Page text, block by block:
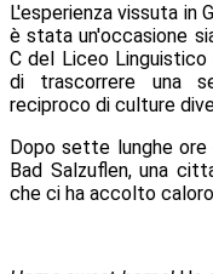
L'esperienza vissuta in
è stata un'occasione
C del Liceo
di trascorrere una
reciproco di culture
Dopo sette lunghe ore
Bad Salzuflen, una
che ci ha accolto